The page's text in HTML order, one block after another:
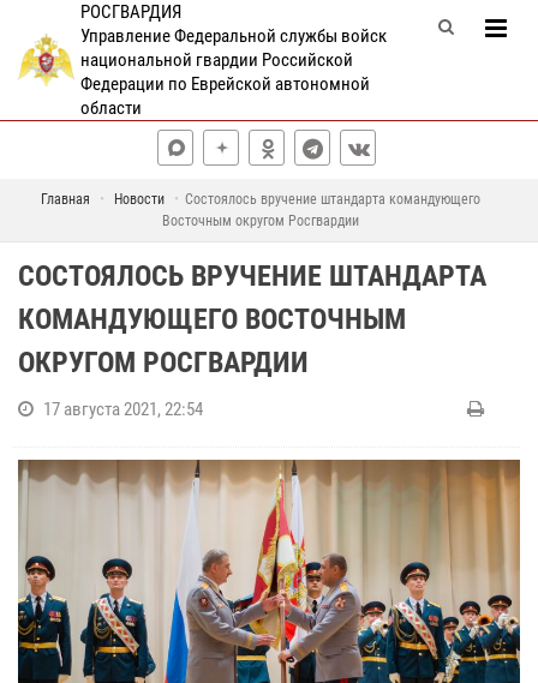
РОСГВАРДИЯ
Управление Федеральной службы войск
национальной гвардии Российской
Федерации по Еврейской автономной
области
Главная Новости
Состоялось вручение штандарта командующего
Восточным округом Росгвардии
СОСТОЯЛОСЬ ВРУЧЕНИЕ ШТАНДАРТА
КОМАНДУЮЩЕГО ВОСТОЧНЫМ
ОКРУГОМ РОСГВАРДИИ
17 августа 2021, 22:54